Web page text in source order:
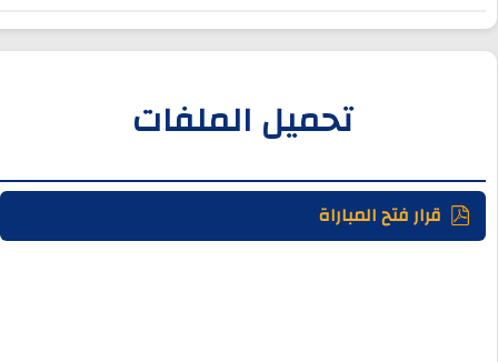
تحميل الملفات
قرار فتح المباراة